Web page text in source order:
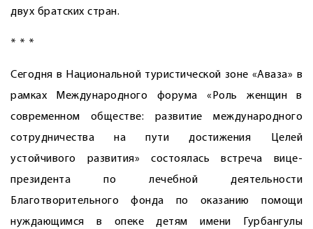
двух братских стран.
* * *
Сегодня в Национальной туристической зоне «Аваза» в
рамках Международного форума «Роль женщин в
современном обществе: развитие международного
сотрудничества на пути достижения Целей
устойчивого развития» состоялась встреча вице-
президента по лечебной деятельности
Благотворительного фонда по оказанию помощи
нуждающимся в опеке детям имени Гурбангулы